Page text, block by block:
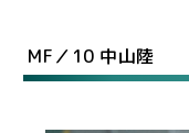
MF／10 中山陸